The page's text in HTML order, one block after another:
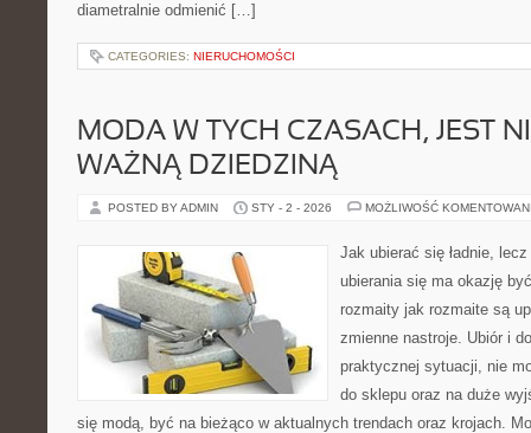
diametralnie odmienić […]
CATEGORIES: NIERUCHOMOŚCI
MODA W TYCH CZASACH, JEST
WAŻNĄ DZIEDZINĄ
POSTED BY ADMIN STY - 2 - 2026 MOŻLIWOŚĆ
Jak ubierać się ładnie,
ubierania się ma okazję
rozmaity jak rozmaite są
zmienne nastroje. Ubiór i
praktycznej sytuacji, nie
do sklepu oraz na duże
się modą, być na bieżąco w aktualnych trendach oraz krojach.